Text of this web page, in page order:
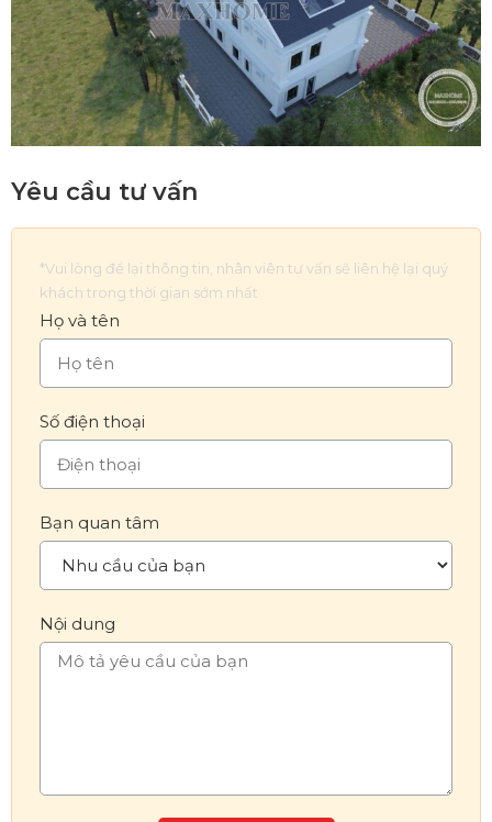
Yêu cầu tư vấn
*Vui lòng để lại thông tin, nhân viên tư vấn sẽ liên hệ lại quý
khách trong thời gian sớm nhất
Họ và tên
Số điện thoại
Bạn quan tâm
Nội dung